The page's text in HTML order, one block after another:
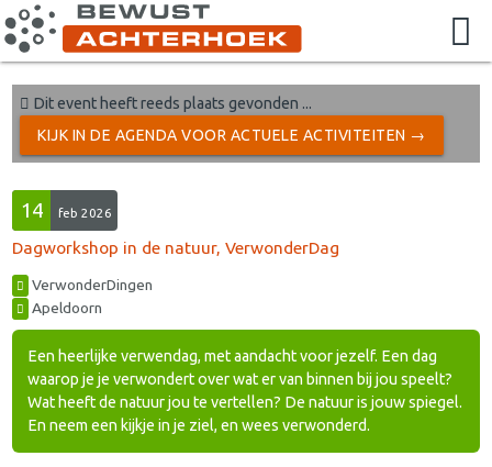
Dit event heeft reeds plaats gevonden ...
KIJK IN DE AGENDA VOOR ACTUELE ACTIVITEITEN →
14 feb 2026
Dagworkshop in de natuur, VerwonderDag
VerwonderDingen
Apeldoorn
Een heerlijke verwendag, met aandacht voor jezelf. Een dag
waarop je je verwondert over wat er van binnen bij jou speelt?
Wat heeft de natuur jou te vertellen? De natuur is jouw spiegel.
En neem een kijkje in je ziel, en wees verwonderd.